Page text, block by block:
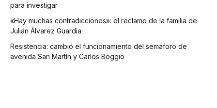
para investigar
«Hay muchas contradicciones»: el reclamo de la familia de
Julián Álvarez Guardia
Resistencia: cambió el funcionamiento del semáforo de
avenida San Martín y Carlos Boggio